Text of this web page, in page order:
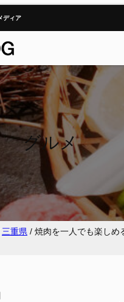
ディア
グルメ
三重県 / 焼肉を一人でも楽しめ